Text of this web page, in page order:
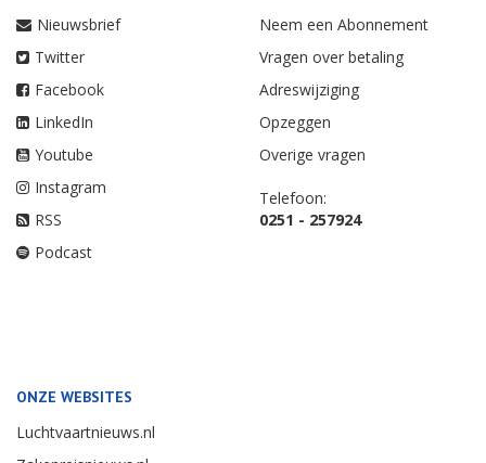
Nieuwsbrief
Twitter
Facebook
LinkedIn
Youtube
Instagram
RSS
Podcast
Neem een Abonnement
Vragen over betaling
Adreswijziging
Opzeggen
Overige vragen
Telefoon:
0251 - 257924
ONZE WEBSITES
Luchtvaartnieuws.nl